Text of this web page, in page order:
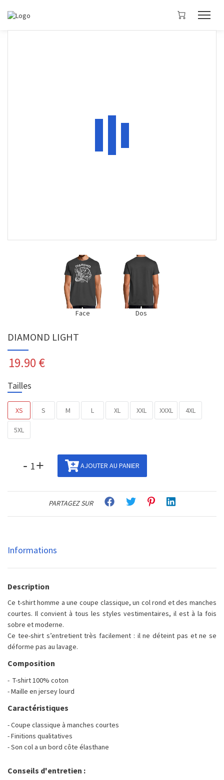
Face Dos
DIAMOND LIGHT
19.90 €
Tailles
XS S M L XL XXL XXXL 4XL
5XL
- + AJOUTER AU PANIER
PARTAGEZ SUR
Informations
Description
Ce t-shirt homme a une coupe classique, un col rond et des manches
courtes. Il convient à tous les styles vestimentaires, il est à la fois
sobre et moderne.
Ce tee-shirt s’entretient très facilement : il ne déteint pas et ne se
déforme pas au lavage.
Composition
- T-shirt 100% coton
- Maille en jersey lourd
Caractéristiques
- Coupe classique à manches courtes
- Finitions qualitatives
- Son col a un bord côte élasthane
Conseils d'entretien :